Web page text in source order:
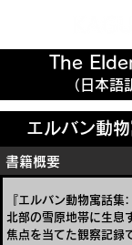
The
（日本語
エルバン動
書籍概要
『エルバン動物寓話
北部の雪原地帯に生息
焦点を当てた観察記録